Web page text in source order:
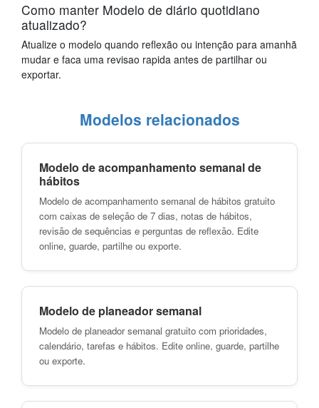
Como manter Modelo de diário quotidiano
atualizado?
Atualize o modelo quando reflexão ou intenção para amanhã
mudar e faca uma revisao rapida antes de partilhar ou
exportar.
Modelos relacionados
Modelo de acompanhamento semanal de
hábitos
Modelo de acompanhamento semanal de hábitos gratuito
com caixas de seleção de 7 dias, notas de hábitos,
revisão de sequências e perguntas de reflexão. Edite
online, guarde, partilhe ou exporte.
Modelo de planeador semanal
Modelo de planeador semanal gratuito com prioridades,
calendário, tarefas e hábitos. Edite online, guarde, partilhe
ou exporte.